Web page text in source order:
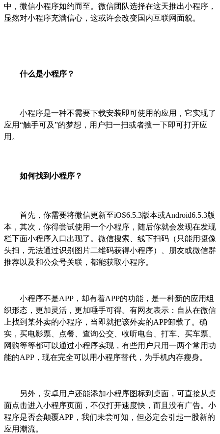
中，微信小程序如约而至。微信团队选择在这天推出小程序，
显然对小程序充满信心，这或许会改变国内互联网面貌。
什么是小程序？
小程序是一种不需要下载安装即可使用的应用，它实现了
应用“触手可及”的梦想，用户扫一扫或者搜一下即可打开应
用。
如何找到小程序？
首先，你需要将微信更新至iOS6.5.3版本或Android6.5.3版
本，其次，你得尝试使用一个小程序，随后你就会发现在发现
栏下面小程序入口出现了。微信搜索、线下扫码（只能用摄像
头扫，无法通过识别图片二维码获得小程序）、朋友或微信群
推荐以及和公众号关联，都能获取小程序。
小程序不是APP ，却有着APP的功能，是一种新的应用组
织形态，更加灵活，更加唾手可得。有网友表示：自从在微信
上找到某外卖的小程序，当即就把该外卖的APP卸载了。确
实，买电影票、点餐、查询公交、收听电台、打车、买车票、
网购等等都可以通过小程序实现，有些用户只用一两个常用功
能的APP ，现在完全可以用小程序替代，为手机内存瘦身。
另外，安卓用户还能添加小程序图标到桌面，可直接从桌
面点击进入小程序页面，不仅打开速度快，而且没有广告。小
程序是否会颠覆APP ，我们未尝可知，但必定会引起一股新的
应用潮流。